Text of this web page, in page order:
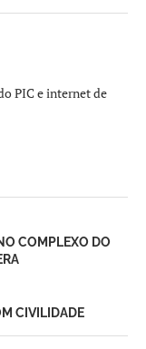
PIC e internet de
COMPLEXO DO
CIVILIDADE